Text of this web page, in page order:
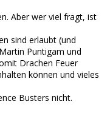
Aber wer viel fragt, ist
sind erlaubt (und
Puntigam und
Drachen Feuer
können und vieles
Busters nicht.